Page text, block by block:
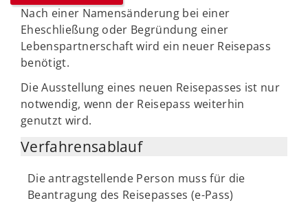
Nach einer Namensänderung bei einer
Eheschließung oder Begründung einer
Lebenspartnerschaft wird ein neuer Reisepass
benötigt.
Die Ausstellung eines neuen Reisepasses ist nur
notwendig, wenn der Reisepass weiterhin
genutzt wird.
Verfahrensablauf
Die antragstellende Person muss für die
Beantragung des Reisepasses (e-Pass)